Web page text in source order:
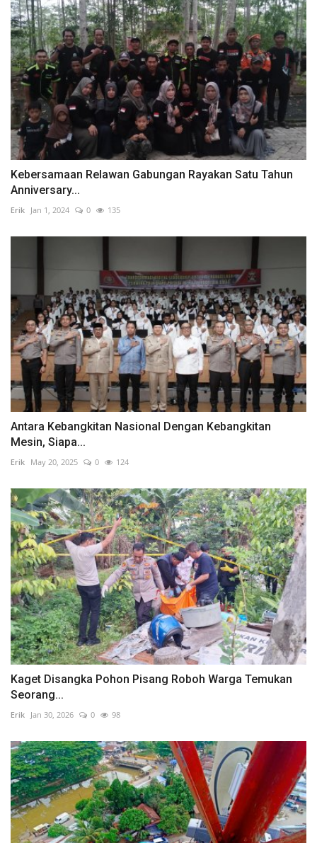
Kebersamaan Relawan Gabungan Rayakan Satu Tahun
Anniversary...
Erik Jan 1, 2024 0 135
Antara Kebangkitan Nasional Dengan Kebangkitan
Mesin, Siapa...
Erik May 20, 2025 0 124
Kaget Disangka Pohon Pisang Roboh Warga Temukan
Seorang...
Erik Jan 30, 2026 0 98